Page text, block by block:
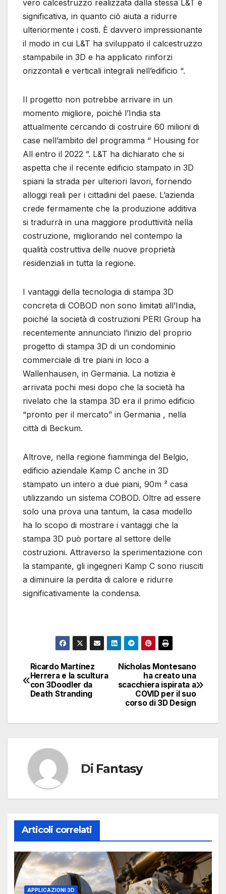
vero calcestruzzo realizzata dalla stessa L&T è
significativa, in quanto ciò aiuta a ridurre
ulteriormente i costi. È davvero impressionante
il modo in cui L&T ha sviluppato il calcestruzzo
stampabile in 3D e ha applicato rinforzi
orizzontali e verticali integrali nell’edificio “.
Il progetto non potrebbe arrivare in un
momento migliore, poiché l’India sta
attualmente cercando di costruire 60 milioni di
case nell’ambito del programma “ Housing for
All entro il 2022 ”. L&T ha dichiarato che si
aspetta che il recente edificio stampato in 3D
spiani la strada per ulteriori lavori, fornendo
alloggi reali per i cittadini del paese. L’azienda
crede fermamente che la produzione additiva
si tradurrà in una maggiore produttività nella
costruzione, migliorando nel contempo la
qualità costruttiva delle nuove proprietà
residenziali in tutta la regione.
I vantaggi della tecnologia di stampa 3D
concreta di COBOD non sono limitati all’India,
poiché la società di costruzioni PERI Group ha
recentemente annunciato l’inizio del proprio
progetto di stampa 3D di un condominio
commerciale di tre piani in loco a
Wallenhausen, in Germania. La notizia è
arrivata pochi mesi dopo che la società ha
rivelato che la stampa 3D era il primo edificio
“pronto per il mercato” in Germania , nella
città di Beckum.
Altrove, nella regione fiamminga del Belgio,
edificio aziendale Kamp C anche in 3D
stampato un intero a due piani, 90m ² casa
utilizzando un sistema COBOD. Oltre ad essere
solo una prova una tantum, la casa modello
ha lo scopo di mostrare i vantaggi che la
stampa 3D può portare al settore delle
costruzioni. Attraverso la sperimentazione con
la stampante, gli ingegneri Kamp C sono riusciti
a diminuire la perdita di calore e ridurre
significativamente la condensa.
Navigazione
articoli
Nicholas Montesano
ha creato una
scacchiera ispirata a
COVID per il suo
corso di 3D Design
Ricardo Martínez
Herrera e la scultura
con 3Doodler da
Death Stranding
Di Fantasy
Articoli correlati
APPLICAZIONI 3D